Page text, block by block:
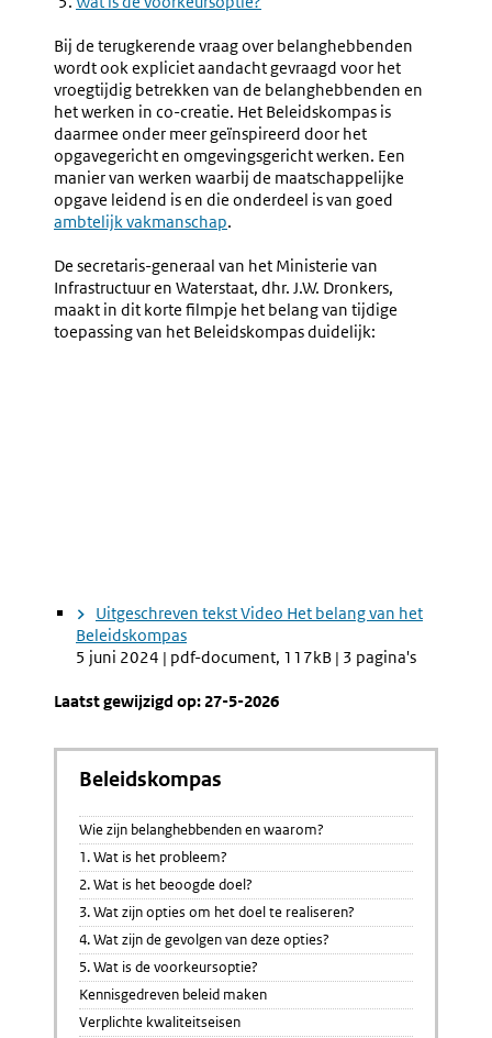
Bij de terugkerende vraag over belanghebbenden
wordt ook expliciet aandacht gevraagd voor het
vroegtijdig betrekken van de belanghebbenden en
het werken in co-creatie. Het Beleidskompas is
daarmee onder meer geïnspireerd door het
opgavegericht en omgevingsgericht werken. Een
manier van werken waarbij de maatschappelijke
opgave leidend is en die onderdeel is van goed
ambtelijk vakmanschap.
De secretaris-generaal van het Ministerie van
Infrastructuur en Waterstaat, dhr. J.W. Dronkers,
maakt in dit korte filmpje het belang van tijdige
toepassing van het Beleidskompas duidelijk:
Uitgeschreven tekst Video Het belang van het
Beleidskompas
5 juni 2024 | pdf-document, 117kB | 3 pagina's
Laatst gewijzigd op: 27-5-2026
Beleidskompas
Wie zijn belanghebbenden en waarom?
1. Wat is het probleem?
2. Wat is het beoogde doel?
3. Wat zijn opties om het doel te realiseren?
4. Wat zijn de gevolgen van deze opties?
5. Wat is de voorkeursoptie?
Kennisgedreven beleid maken
Verplichte kwaliteitseisen